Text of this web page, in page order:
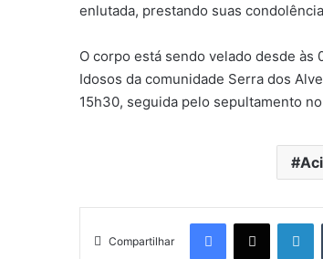
enlutada, prestando suas
O corpo está sendo velado desde às
Idosos da comunidade Serra dos
15h30, seguida pelo sepultamento
Compartilhar